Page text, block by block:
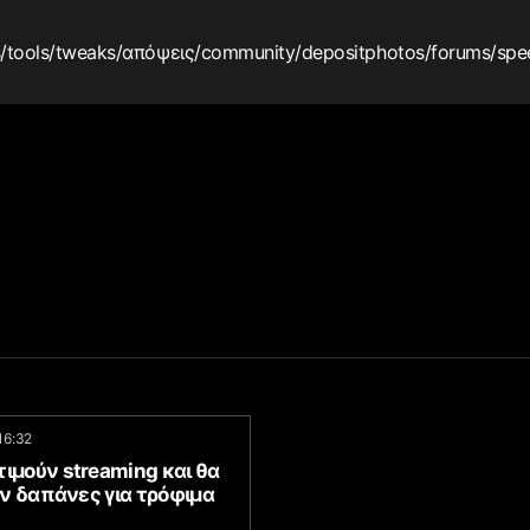
/tools/tweaks/απόψεις/community/depositphotos/forums/
streaming και θα
δαπάνες για τρόφιμα